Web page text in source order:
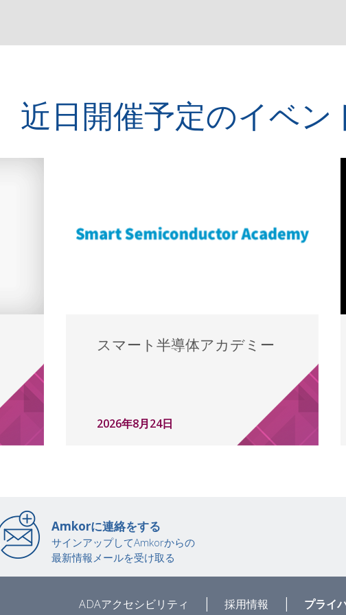
近日開催予定のイベン
スマート半導体アカデミー
2026年8月24日
Amkorに連絡をする
サインアップしてAmkorからの
最新情報メールを受け取る
ADAアクセシビリティ | 採用情報 | プライ